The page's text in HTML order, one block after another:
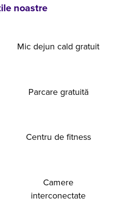
noastre
Mic dejun cald gratuit
Parcare gratuită
Centru de fitness
Camere
interconectate